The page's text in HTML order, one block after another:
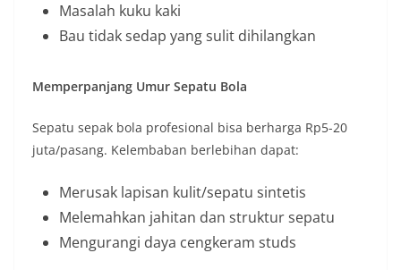
Masalah kuku kaki
Bau tidak sedap yang sulit dihilangkan
Memperpanjang Umur Sepatu Bola
Sepatu sepak bola profesional bisa berharga Rp5-20
juta/pasang. Kelembaban berlebihan dapat:
Merusak lapisan kulit/sepatu sintetis
Melemahkan jahitan dan struktur sepatu
Mengurangi daya cengkeram studs